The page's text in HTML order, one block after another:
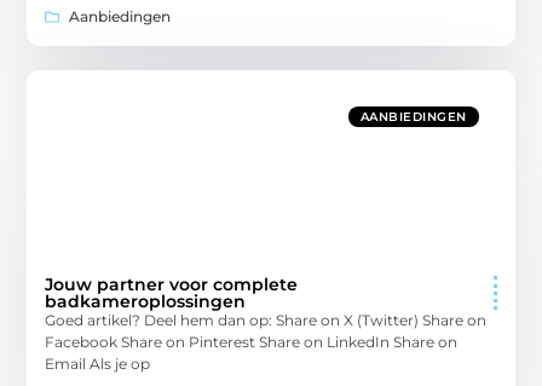
Aanbiedingen
AANBIEDINGEN
Jouw partner voor complete
badkameroplossingen
Goed artikel? Deel hem dan op: Share on X (Twitter) Share on
Facebook Share on Pinterest Share on LinkedIn Share on
Email Als je op